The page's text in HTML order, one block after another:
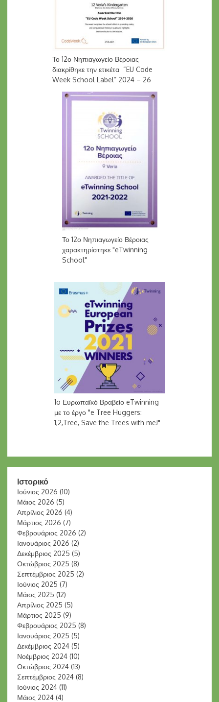
Το 12ο Νηπιαγωγείο Βέροιας
διακρίθηκε την ετικέτα “EU Code
Week School Label” 2024 – 26
Το 12ο Νηπιαγωγείο Βέροιας
χαρακτηρίστηκε "eTwinning
School"
1o Ευρωπαϊκό Βραβείο eTwinning
με το έργο "e Tree Huggers:
1,2,Tree, Save the Trees with me!"
Ιστορικό
Ιούνιος 2026 (10)
Μάιος 2026 (5)
Απρίλιος 2026 (4)
Μάρτιος 2026 (7)
Φεβρουάριος 2026 (2)
Ιανουάριος 2026 (2)
Δεκέμβριος 2025 (5)
Οκτώβριος 2025 (8)
Σεπτέμβριος 2025 (2)
Ιούνιος 2025 (7)
Μάιος 2025 (12)
Απρίλιος 2025 (5)
Μάρτιος 2025 (9)
Φεβρουάριος 2025 (8)
Ιανουάριος 2025 (5)
Δεκέμβριος 2024 (5)
Νοέμβριος 2024 (10)
Οκτώβριος 2024 (13)
Σεπτέμβριος 2024 (8)
Ιούνιος 2024 (11)
Μάιος 2024 (4)